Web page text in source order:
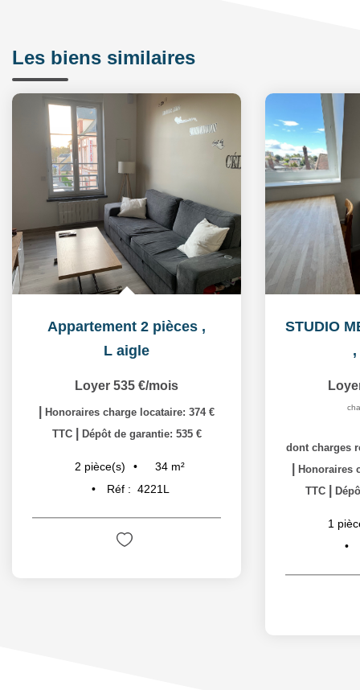
Les biens similaires
Appartement 2 pièces ,
L aigle
Loyer 535 €/mois
Honoraires charge locataire: 374 €
TTC
Dépôt de garantie: 535 €
2 pièce(s) 34 m²
Réf : 4221L
,
dont charges
Honoraires
TTC
1